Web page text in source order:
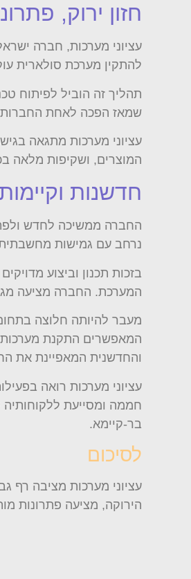
חזון ירוק,
להתקין מערכת סולארית
שמאז הפכה לאחת החברות
המוצרים, ושקיפות מלאה
חדשנות
החברה ממשיכה לחדש
נרחב עם גמישות מחשבתית,
בזכות תכנון וביצוע
המערכת. החברה מציעה
מעבר להיותה חלוצה
המאפשרים התקנת מערכות
והחדשנית המאפיינת את
עציוני מערכות רואה
חממה ומסייעת
בר-קיימא.
לסיכום
עציוני מערכות מציבה רף
הירוקה, מציעה פתרונות